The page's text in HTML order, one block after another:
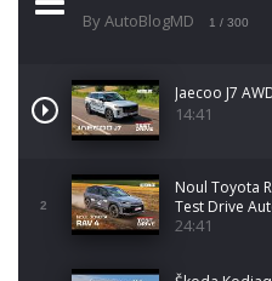
By AutoBlogMD 1 / 300
Jaecoo J7
14:41
2
Noul Toyota
Test Drive
24:41